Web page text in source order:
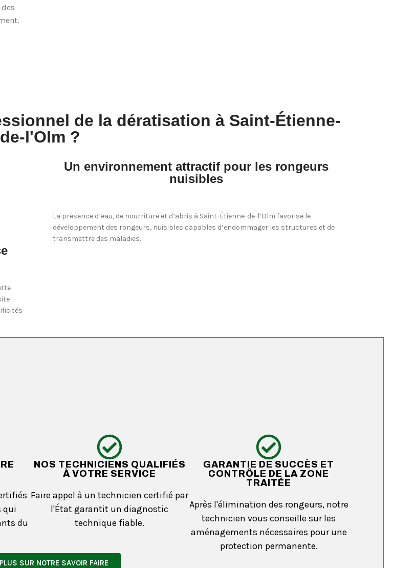
de la dératisation à Saint-Étienne-
de-l'Olm ?
Un environnement attractif pour les rongeurs
nuisibles
La présence d’eau, de nourriture et d’abris à Saint-Étienne-de-l’Olm favorise le
développement des rongeurs, nuisibles capables d’endommager les structures et de
transmettre des maladies.
qui
du
NOS TECHNICIENS QUALIFIÉS
À VOTRE SERVICE
Faire appel à un technicien certifié par
l'État garantit un diagnostic
technique fiable.
GARANTIE DE SUCCÈS ET
CONTRÔLE DE LA ZONE
TRAITÉE
Après l'élimination des rongeurs, notre
technicien vous conseille sur les
aménagements nécessaires pour une
protection permanente.
SUR NOTRE SAVOIR FAIRE